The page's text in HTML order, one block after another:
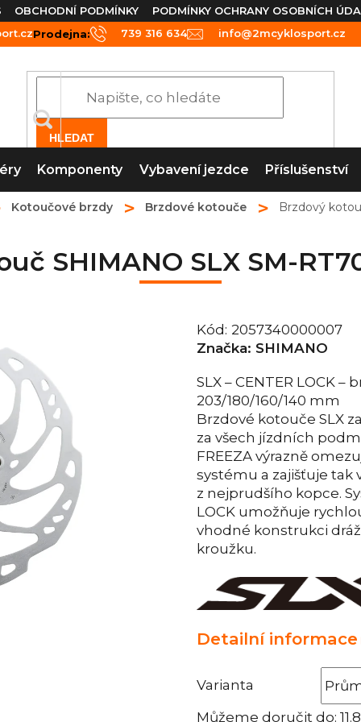
OBCHODNÍ PODMÍNKY PODMÍNKY OCHRANY OSOBNÍCH
Prodejna: 739 316 634 info@2mcyklosport.cz
HLEDAT
Komponenty Vybavení jezdce Příslušenství
Kotoučové brzdy Brzdové kotouče Brzdový
SHIMANO SLX SM-
Kód: 2057340000007
Značka: SHIMANO
Varianta
Můžeme doručit do:
SLX – CENTER LOCK –
203/180/160/140 mm
Brzdové kotouče SLX
za všech jízdních
FREEZA výrazně
systému a zajišťuje tak
z nejprudšího kopce.
LOCK umožňuje
vhodné konstrukci
kroužku.
Detailní informace